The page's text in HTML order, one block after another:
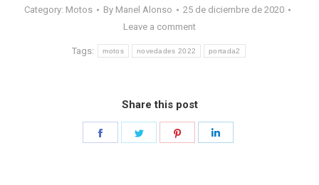
Category: Motos By Manel Alonso
25 de diciembre de 2020
Leave a comment
Tags: motos novedades 2022 portada2
Share this post